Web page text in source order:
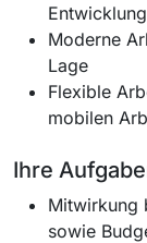
Moderne
Lage
Flexible
mobilen
Ihre
Mitwirkung
sowie